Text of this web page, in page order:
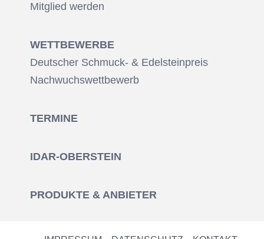
Mitglied werden
WETTBEWERBE
Deutscher Schmuck- & Edelsteinpreis
Nachwuchswettbewerb
TERMINE
IDAR-OBERSTEIN
PRODUKTE & ANBIETER